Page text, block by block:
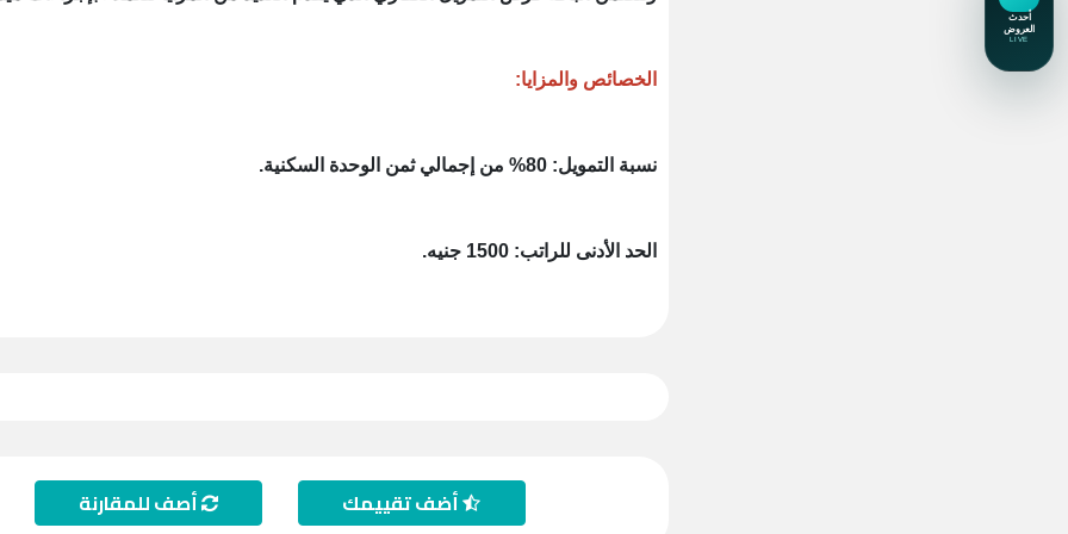
الخصائص والمزايا:
نسبة التمويل: 80% من إجمالي ثمن الوحدة السكنية.
الحد الأدنى للراتب: 1500 جنيه.
أضف تقييمك أصف للمقارنة